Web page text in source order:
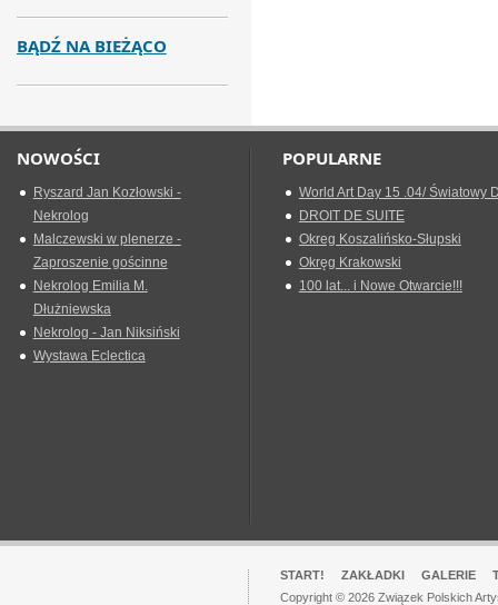
BĄDŹ NA BIEŻĄCO
NOWOŚCI
Ryszard Jan Kozłowski -
Nekrolog
Malczewski w plenerze -
Zaproszenie gościnne
Nekrolog Emilia M.
Dłużniewska
Nekrolog - Jan Niksiński
Wystawa Eclectica
POPULARNE
World Art Day 15 .04/ Światowy
DROIT DE SUITE
Okreg Koszalińsko-Słupski
Okręg Krakowski
100 lat... i Nowe Otwarcie!!!
START! ZAKŁADKI GALERIE
Copyright © 2026 Związek Polskich